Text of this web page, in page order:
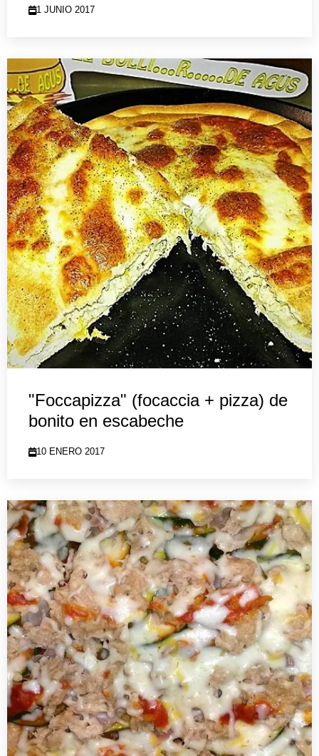
1 JUNIO 2017
"Foccapizza" (focaccia + pizza) de
bonito en escabeche
10 ENERO 2017